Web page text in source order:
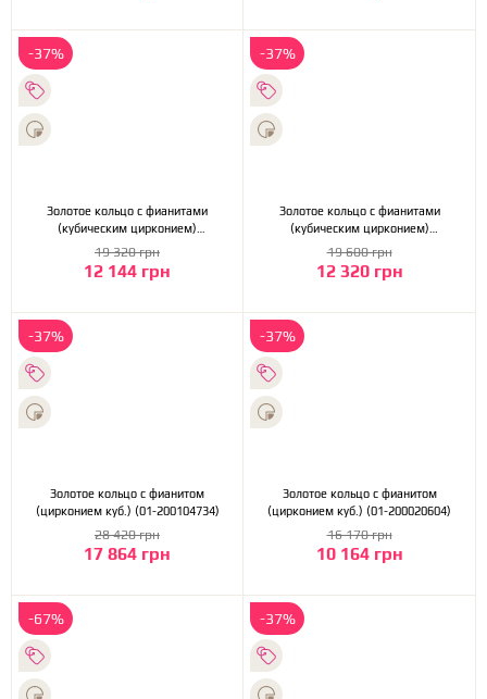
-37%
Золотое кольцо с фианитами
(кубическим цирконием)
(2б_к-239)
12 144 грн
19 320 грн
-37%
Золотое кольцо с фианитами
(кубическим цирконием)
(1б_к-239)
12 320 грн
19 600 грн
-37%
Золотое кольцо с фианитом
(цирконием куб.) (01-200104734)
17 864 грн
28 420 грн
-37%
Золотое кольцо с фианитом
(цирконием куб.) (01-200020604)
10 164 грн
16 170 грн
-67% -37%